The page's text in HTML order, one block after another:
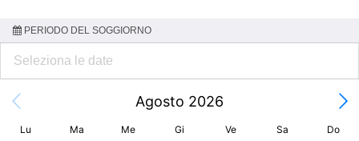
PERIODO DEL SOGGIORNO
Agosto 2026
Lu Ma Me Gi Ve Sa Do